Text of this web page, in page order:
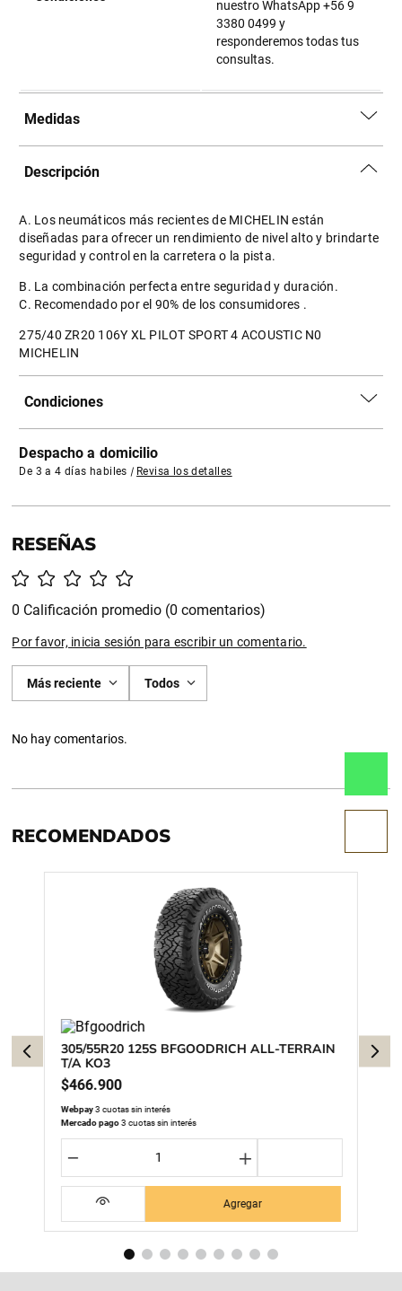
nuestro WhatsApp +56 9
3380 0499 y
responderemos todas tus
consultas.
Medidas
Descripción
A. Los neumáticos más recientes de MICHELIN están
diseñadas para ofrecer un rendimiento de nivel alto y brindarte
seguridad y control en la carretera o la pista.
B. La combinación perfecta entre seguridad y duración.
C. Recomendado por el 90% de los consumidores .
275/40 ZR20 106Y XL PILOT SPORT 4 ACOUSTIC N0
MICHELIN
Condiciones
Despacho a domicilio
De 3 a 4 días habiles | Revisa los detalles
0 Calificación promedio (0 comentarios)
Por favor, inicia sesión para escribir un comentario.
Más reciente Todos
No hay comentarios.
RECOMENDADOS
305/55R20 125S BFGOODRICH ALL-TERRAIN
T/A KO3
$466.900
Webpay3 cuotas sin interés
Mercado pago3 cuotas sin interés
＋
－
Agregar